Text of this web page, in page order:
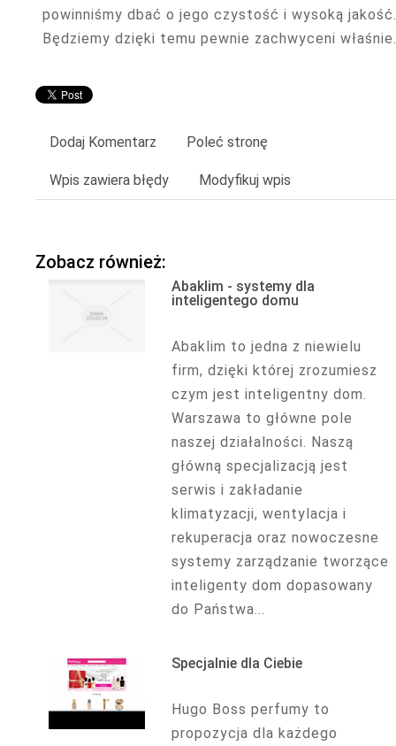
powinniśmy dbać o jego czystość i wysoką jakość.
Będziemy dzięki temu pewnie zachwyceni właśnie.
Dodaj Komentarz Poleć stronę
Wpis zawiera błędy Modyfikuj wpis
Zobacz również:
Abaklim - systemy dla
inteligentego domu
Abaklim to jedna z niewielu
firm, dzięki której zrozumiesz
czym jest inteligentny dom.
Warszawa to główne pole
naszej działalności. Naszą
główną specjalizacją jest
serwis i zakładanie
klimatyzacji, wentylacja i
rekuperacja oraz nowoczesne
systemy zarządzanie tworzące
inteligenty dom dopasowany
do Państwa...
Specjalnie dla Ciebie
Hugo Boss perfumy to
propozycja dla każdego